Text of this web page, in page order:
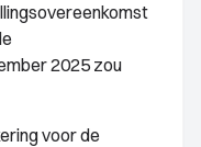
2025 zou
voor de